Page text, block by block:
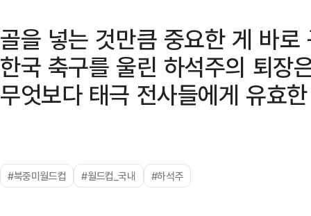
골을 넣는 것만큼 중요한 게 바
한국 축구를 울린 하석주의 퇴장
무엇보다 태극 전사들에게 유효
#북중미월드컵 #월드컵_국내 #하석주